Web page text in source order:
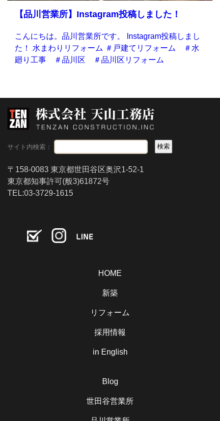
【品川営業所】Instagram投稿しました！
こんにちは。品川営業所です。 Instagram投稿しまし
た！ 水まわりリフォーム ＃戸建てリフォーム ＃水
廻り工事 ＃品川区 ＃品川区リフォーム
サイト内検索：
〒158-0083 東京都世田谷区奥沢1-52-1
東京都知事許可(般3)61872号
TEL:03-3729-1615
HOME
新築
リフォーム
採用情報
in English
Blog
世田谷営業所